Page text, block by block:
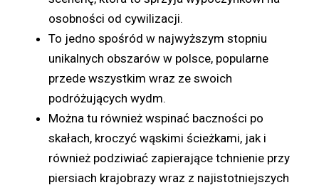
osobności od cywilizacji.
To jedno spośród w najwyższym stopniu
unikalnych obszarów w polsce, popularne
przede wszystkim wraz ze swoich
podróżujących wydm.
Można tu również wspinać baczności po
skałach, kroczyć wąskimi ścieżkami, jak i
również podziwiać zapierające tchnienie przy
piersiach krajobrazy wraz z najistotniejszych